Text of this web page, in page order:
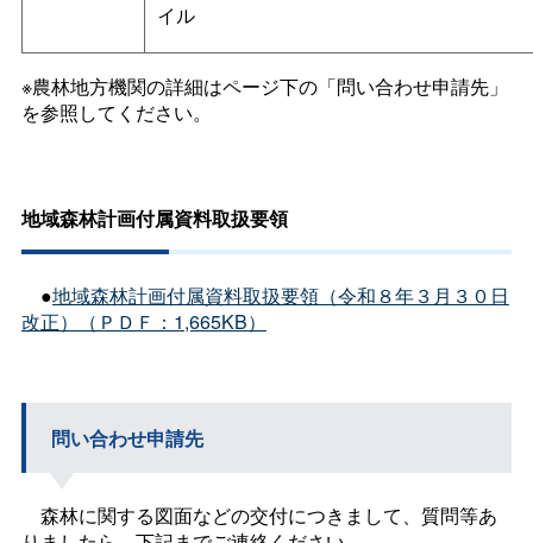
イル
※農林地方機関の詳細はページ下の「問い合わせ申請先」
を参照してください。
地域森林計画付属資料取扱要領
●地域森林計画付属資料取扱要領（令和８年３月３０日
改正）（ＰＤＦ：1,665KB）
問い合わせ申請先
森林に関する図面などの交付につきまして、質問等あ